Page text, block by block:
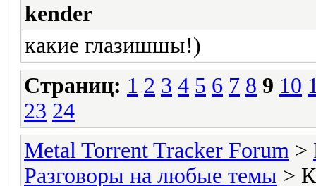
kender
какие глазишшы!)
Страниц: 1 2 3 4 5 6 7 8 9 10
23 24
Metal Torrent Tracker Forum >
Разговоры на любые темы >